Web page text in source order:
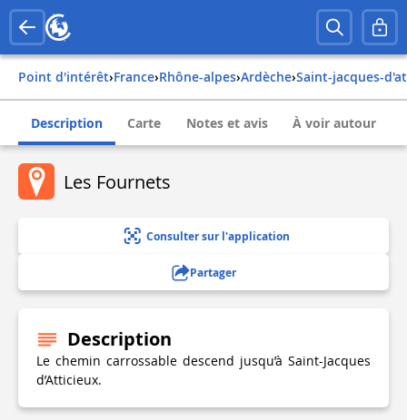
Point d'intérêt› france› rhône-alpes› ardèche› saint-jacques-
Description Carte Notes et avis À voir autour
Les Fournets
Consulter sur l'application
Partager
Description
Le chemin carrossable descend jusqu’à Saint-Jacques
d’Atticieux.